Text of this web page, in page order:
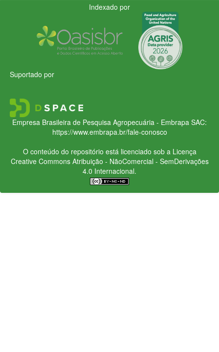
Indexado por
Suportado por
Empresa Brasileira de Pesquisa Agropecuária - Embrapa SAC:
https://www.embrapa.br/fale-conosco
O conteúdo do repositório está licenciado sob a Licença
Creative CommonsAtribuição - NãoComercial - SemDerivações
4.0 Internacional.